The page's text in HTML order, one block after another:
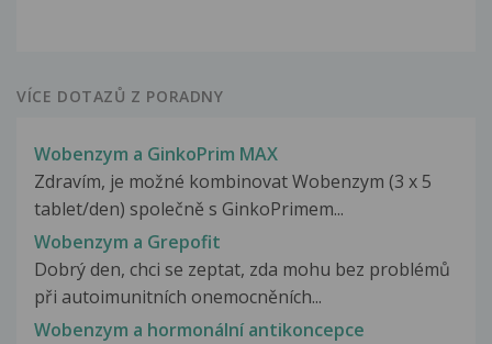
VÍCE DOTAZŮ Z PORADNY
Wobenzym a GinkoPrim MAX
Zdravím, je možné kombinovat Wobenzym (3 x 5
tablet/den) společně s GinkoPrimem...
Wobenzym a Grepofit
Dobrý den, chci se zeptat, zda mohu bez problémů
při autoimunitních onemocněních...
Wobenzym a hormonální antikoncepce